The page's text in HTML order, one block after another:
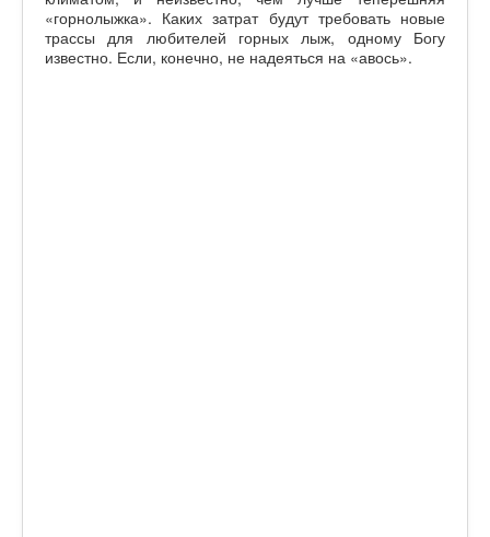
«горнолыжка». Каких затрат будут требовать новые
трассы для любителей горных лыж, одному Богу
известно. Если, конечно, не надеяться на «авось».